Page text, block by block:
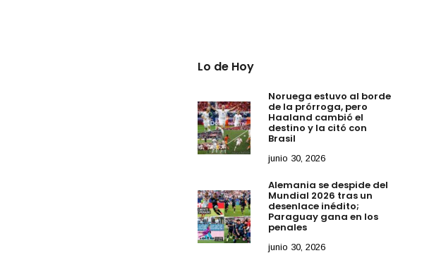
Lo de Hoy
Noruega estuvo al borde
de la prórroga, pero
Haaland cambió el
destino y la citó con
Brasil
junio 30, 2026
Alemania se despide del
Mundial 2026 tras un
desenlace inédito;
Paraguay gana en los
penales
junio 30, 2026